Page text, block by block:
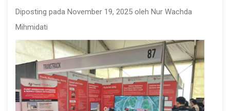
Diposting pada November 19, 2025 oleh Nur Wachda
Mihmidati